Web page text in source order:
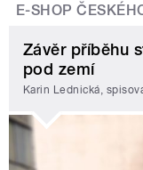
E-SHOP
Závěr příběhu
pod zemí
Karin Lednická,